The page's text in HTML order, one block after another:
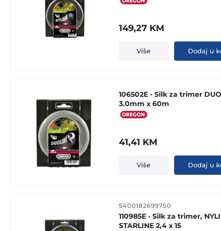
149,27 KM
Više Dodaj u
106502E - Silk za trimer
3.0mm x 60m
41,41 KM
Više Dodaj u
5400182699750
110985E - Silk za trimer,
STARLINE 2,4 x 15